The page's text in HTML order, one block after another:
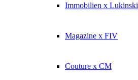
Immobilien x Lukinski
Magazine x FIV
Couture x CM